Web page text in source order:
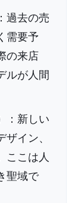
：過去の売
需要予
の来店
ルが人間
：新しい
イン、
ここは人
聖域で